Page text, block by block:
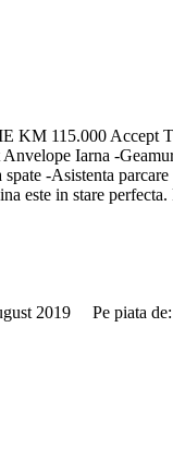
115.000 Accept
Iarna -
-Asistenta
este in stare
2019 Pe piata